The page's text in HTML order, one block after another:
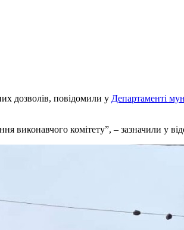
дозволів, повідомили у Департаменті
виконавчого комітету”, – зазначили у